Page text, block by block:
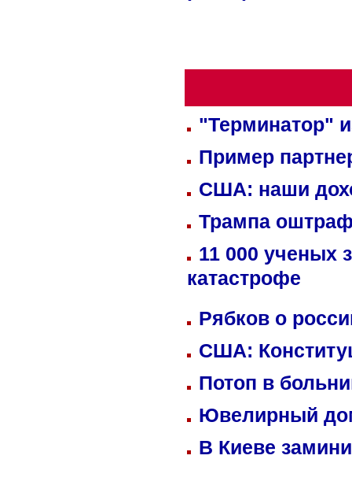
"Терминатор"
Пример
США: наши
Трампа
11 000 ученых
катастрофе
Рябков о
США:
Потоп в
Ювелирный
В Киеве